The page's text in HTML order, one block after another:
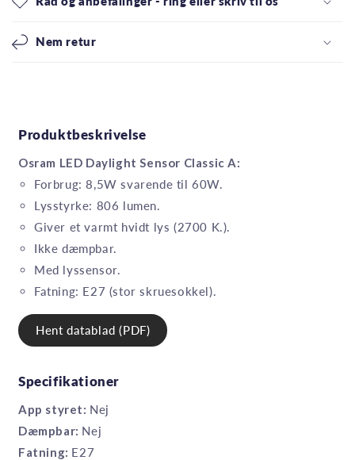
Nem retur
Produktbeskrivelse
Osram LED Daylight Sensor Classic A:
Forbrug: 8,5W svarende til 60W.
Lysstyrke: 806 lumen.
Giver et varmt hvidt lys (2700 K.).
Ikke dæmpbar.
Med lyssensor.
Fatning: E27 (stor skruesokkel).
Hent datablad (PDF)
Specifikationer
App styret: Nej
Dæmpbar: Nej
Fatning: E27